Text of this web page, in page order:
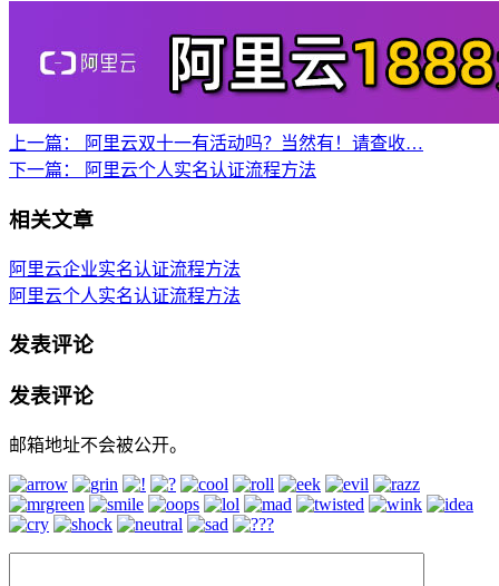
上一篇：
阿里云双十一有活动吗？当然有！请查收…
下一篇：
阿里云个人实名认证流程方法
相关文章
阿里云企业实名认证流程方法
阿里云个人实名认证流程方法
发表评论
发表评论
邮箱地址不会被公开。